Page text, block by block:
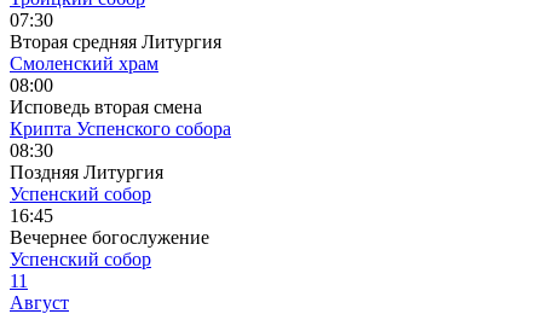
07:30
Вторая средняя Литургия
Смоленский храм
08:00
Исповедь вторая смена
Крипта Успенского собора
08:30
Поздняя Литургия
Успенский собор
16:45
Вечернее богослужение
Успенский собор
11
Август